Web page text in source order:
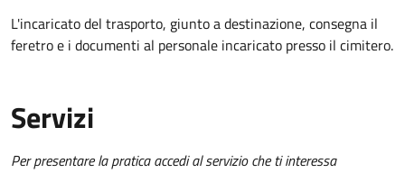
L'incaricato del trasporto, giunto a destinazione, consegna il
feretro e i documenti al personale incaricato presso il cimitero.
Servizi
Per presentare la pratica accedi al servizio che ti interessa